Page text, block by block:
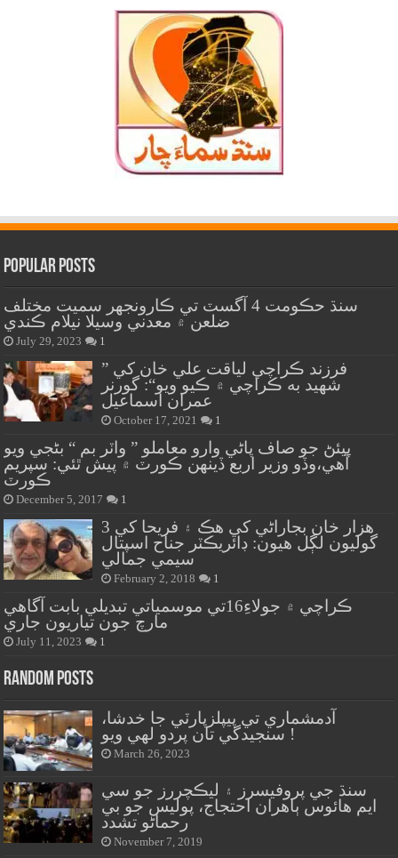
Popular Posts
سنڌ حڪومت 4 آگسٽ تي ڪارونجهر سميت مختلف
ضلعن ۾ معدني وسيلا نيلام ڪندي
July 29, 2023 1
” فرزند ڪراچي لياقت علي خان کي
شهيد به ڪراچي ۾ ڪيو ويو“: گورنر
عمران اسماعيل
October 17, 2021 1
پيئڻ جو صاف پاڻي وارو معاملو ” واٽر بم “ بڻجي ويو
آهي،وڏو وزير اربع ڏينهن ڪورٽ ۾ پيش ٿئي: سپريم
ڪورٽ
December 5, 2017 1
هزار خان بجاراڻي کي هڪ ۽ فريحا کي 3
گوليون لڳل هيون: ڊائريڪٽر جناح اسپتال
سيمي جمالي
February 2, 2018 1
ڪراچي ۾ جولاءِ16تي موسمياتي تبديلي بابت آگاهي
مارچ جون تياريون جاري
July 11, 2023 1
Random Posts
آدمشماري تي پيپلزپارٽي جا خدشا،
سنجيدگي تان پردو لهي ويو !
March 26, 2023
سنڌ جي پروفيسرز ۽ ليڪچررز جو سي
ايم هائوس ٻاهران احتجاج، پوليس جو بي
رحماڻو تشدد
November 7, 2019